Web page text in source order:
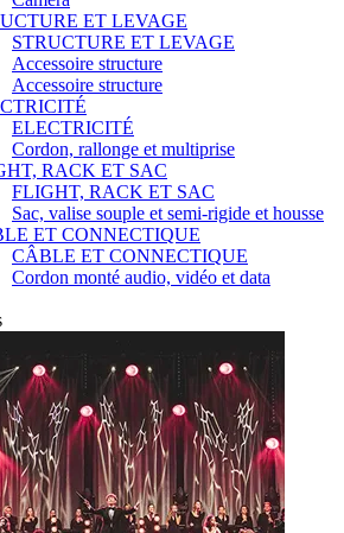
ET LEVAGE
STRUCTURE ET LEVAGE
Accessoire structure
Accessoire structure
ELECTRICITÉ
Cordon, rallonge et multiprise
RACK ET SAC
FLIGHT, RACK ET SAC
Sac, valise souple et semi-rigide et housse
ET CONNECTIQUE
CÂBLE ET CONNECTIQUE
Cordon monté audio, vidéo et data